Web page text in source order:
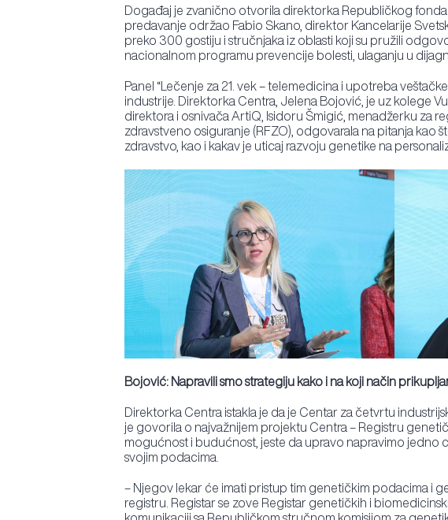
Događaj je zvanično otvorila direktorka Republičkog
predavanje održao Fabio Skano, direktor Kancelarije
preko 300 gostiju i stručnjaka iz oblasti koji su pružili
nacionalnom programu prevencije bolesti, ulaganju u
Panel “Lečenje za 21. vek – telemedicina i upotreba
industrije. Direktorka Centra, Jelena Bojović, je uz kolege
direktora i osnivača ArtiQ, Isidoru Šmigić, menadžerku za
zdravstveno osiguranje (RFZO), odgovarala na pitanja kao
zdravstvo, kao i kakav je uticaj razvoju genetike na
Bojović: Napravili smo strategiju kako i na koji način
Direktorka Centra istakla je da je Centar za četvrtu
je govorila o najvažnijem projektu Centra – Registru
mogućnost i budućnost, jeste da upravo napravimo jedno
svojim podacima.
– Njegov lekar će imati pristup tim genetičkim podacima i
registru. Registar se zove Registar genetičkih i